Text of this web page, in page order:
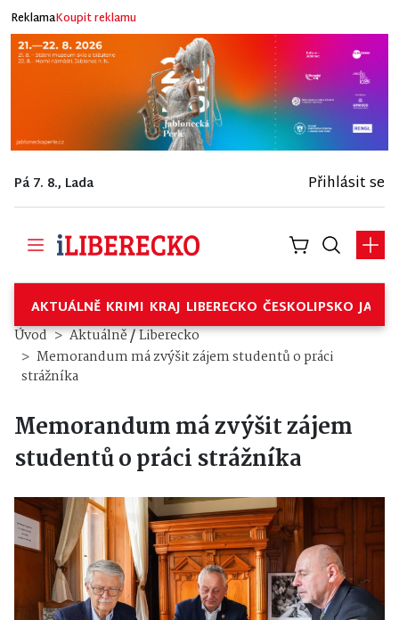
ReklamaKoupit reklamu
Pá 7. 8., Lada Přihlásit se
AKTUÁLNĚ KRIMI KRAJ LIBERECKO ČESKOLIPSKO
Úvod Aktuálně/Liberecko
Memorandum má zvýšit zájem studentů o práci
strážníka
Memorandum má zvýšit zájem
studentů o práci strážníka